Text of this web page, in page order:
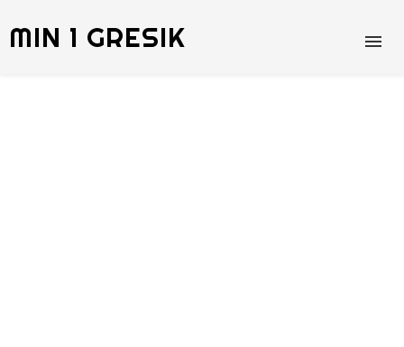
MIN 1 GRESIK